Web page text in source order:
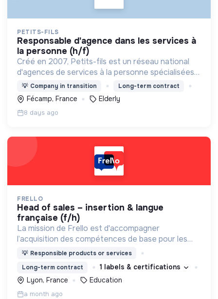
PETITS-FILS
responsable d'agence dans les services à
la personne (h/f)
Créé en 2007, Petits-fils est un réseau national
d'agences de services à la personne spécialisées
dans l'aide à domicile pour les personnes âgées.
💡 Company in transition Long-term contract
Fécamp, France Elderly
8 days ago
FRELLO
head of sales – insertion & langue
française (f/h)
La mission de Frello est d'accompagner
l’acquisition des compétences de base pour les
plus précaires.
💡 Responsible products or services
Long-term contract
1 labels & certifications
Lyon, France
Education
a month ago